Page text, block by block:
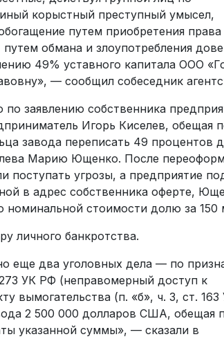
корыстный преступный умысел,
путем приобретения
обмана и злоупотребления
49% уставного капитала ООО
— сообщил собеседник
заявлению собственника
Игорь Киселев, обещая
завода переписать 49 процентов
Марию Ющенко. После
поступать угрозы, а предприятие
в адрес собственника оферте,
стоимости долю за 150
личного банкротства.
еще два уголовных дела — по
УК РФ (неправомерный доступ к
вымогательства (п. «б», ч. 3, ст.
2 500 000 долларов США, обещая
указанной суммы», — сказали в